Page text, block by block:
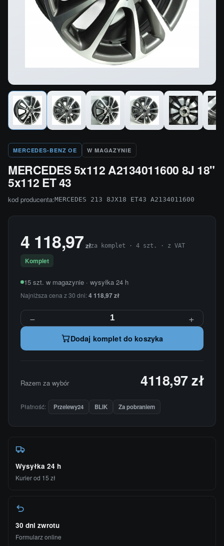
MERCEDES-BENZ OE W MAGAZYNIE
MERCEDES 5x112 A2134011600 8J 18"
5x112 ET 43
kod producenta:MERCEDES 213 8JX18 ET43 A2134011600
4 118,97 złza komplet · 4 szt. · z VAT
Komplet
15 szt. w magazynie · wysyłka 24 h
Najniższa cena z 30 dni:4 118,97 zł
− +
Dodaj komplet do koszyka
Razem za wybór 4118,97 zł
Płatność: Przelewy24 BLIK Za pobraniem
Wysyłka 24 h
Kurier od 15 zł
30 dni zwrotu
Formularz online